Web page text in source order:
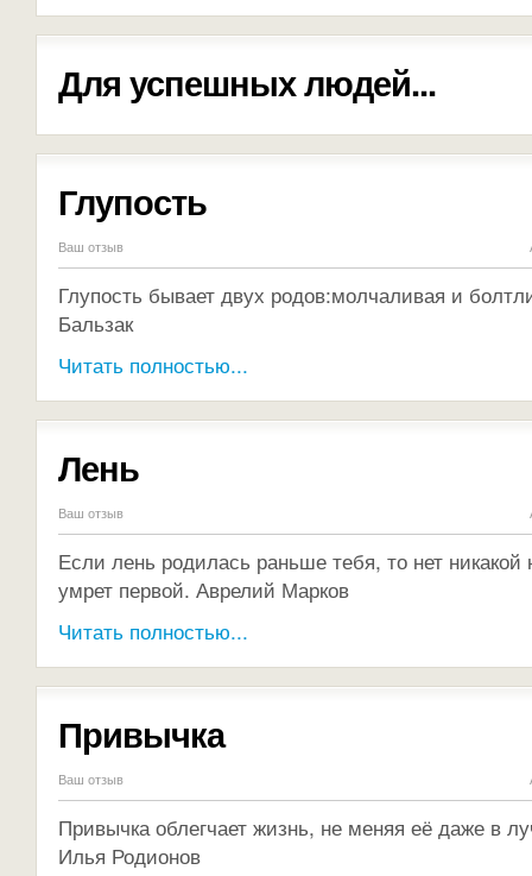
Для успешных людей...
Глупость
Ваш отзыв
Глупость бывает двух родов:молчаливая и
Бальзак
Читать полностью...
Лень
Ваш отзыв
Если лень родилась раньше тебя, то нет
умрет первой. Аврелий Марков
Читать полностью...
Привычка
Ваш отзыв
Привычка облегчает жизнь, не меняя её даже в
Илья Родионов